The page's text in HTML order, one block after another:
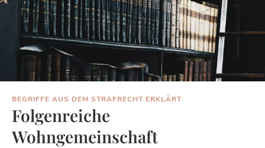
BEGRIFFE AUS DEM STRAFRECHT ERKLÄRT
Folgenreiche
Wohngemeinschaft